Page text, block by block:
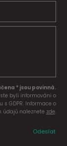
* jsou povinná.
byli informováni o
GDPR. Informace o
údajů naleznete zde.
Odeslat